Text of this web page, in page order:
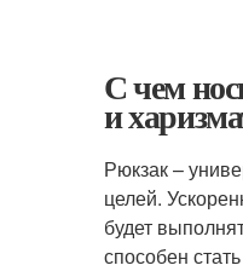
С чем
и
Рюкзак –
целей.
будет
способен